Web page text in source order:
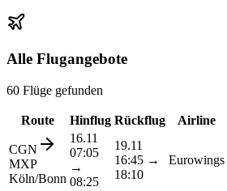
Alle Flugangebote
60 Flüge gefunden
Route Hinflug Rückflug Airline
CGN
MXP
Köln/Bonn
16.11
07:05
→
08:25
19.11
16:45 →
18:10
Eurowings